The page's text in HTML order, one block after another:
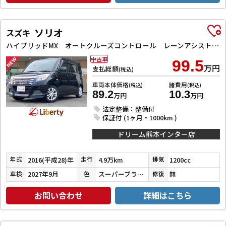
スズキ ソリオ
ハイブリッドMX オートクルーズコントロール レーンアシスト 衝突被害軽減システム 両側スライド・片側電動 スマートキー アイドリングストップ 電動格納ミラー シートヒーター ウォークスルー CVT アルミホイール
支払総額(税込) 99.5万円
車両本体価格(税込)
89.2万円
諸費用(税込)
10.3万円
法定整備：整備付
保証付 (1ヶ月・1000km )
中古車
ドリーム熊本インター店
年式 2016(平成28)年 走行 4.9万km 排気 1200cc
車検 2027年9月 色 スーパーブラックパール 修復 無
お問い合わせ 詳細はこちら